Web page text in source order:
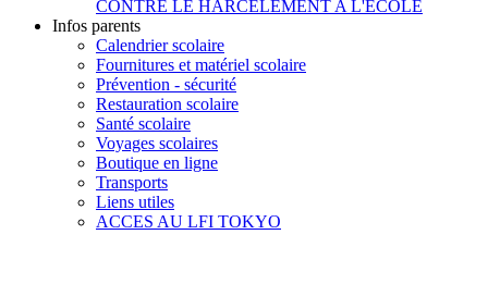
CONTRE LE HARCELEMENT A L'ECOLE
Infos parents
Calendrier scolaire
Fournitures et matériel scolaire
Prévention - sécurité
Restauration scolaire
Santé scolaire
Voyages scolaires
Boutique en ligne
Transports
Liens utiles
ACCES AU LFI TOKYO